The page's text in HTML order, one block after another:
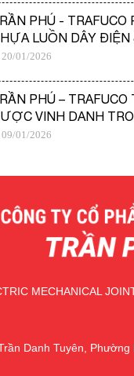
PHÚ - TRAFUCO
LUỒN DÂY ĐIỆN
20/01/2026
PHÚ – TRAFUCO
VINH DANH
09/01/2026
MECHANICAL
Danh Tuyên, Phường